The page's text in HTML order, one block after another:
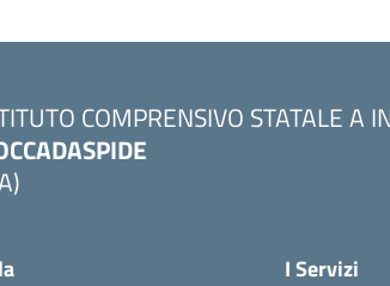
COMPRENSIVO STATALE A
I Servizi